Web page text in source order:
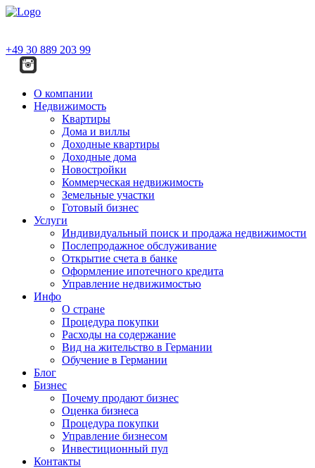
+49 30 889 203 99
О компании
Недвижимость
Квартиры
Дома и виллы
Доходные квартиры
Доходные дома
Новостройки
Коммерческая недвижимость
Земельные участки
Готовый бизнес
Услуги
Индивидуальный поиск и продажа недвижимости
Послепродажное обслуживание
Открытие счета в банке
Оформление ипотечного кредита
Управление недвижимостью
Инфо
О стране
Процедура покупки
Расходы на содержание
Вид на жительство в Германии
Обучение в Германии
Блог
Бизнес
Почему продают бизнес
Оценка бизнеса
Процедура покупки
Управление бизнесом
Инвестиционный пул
Контакты